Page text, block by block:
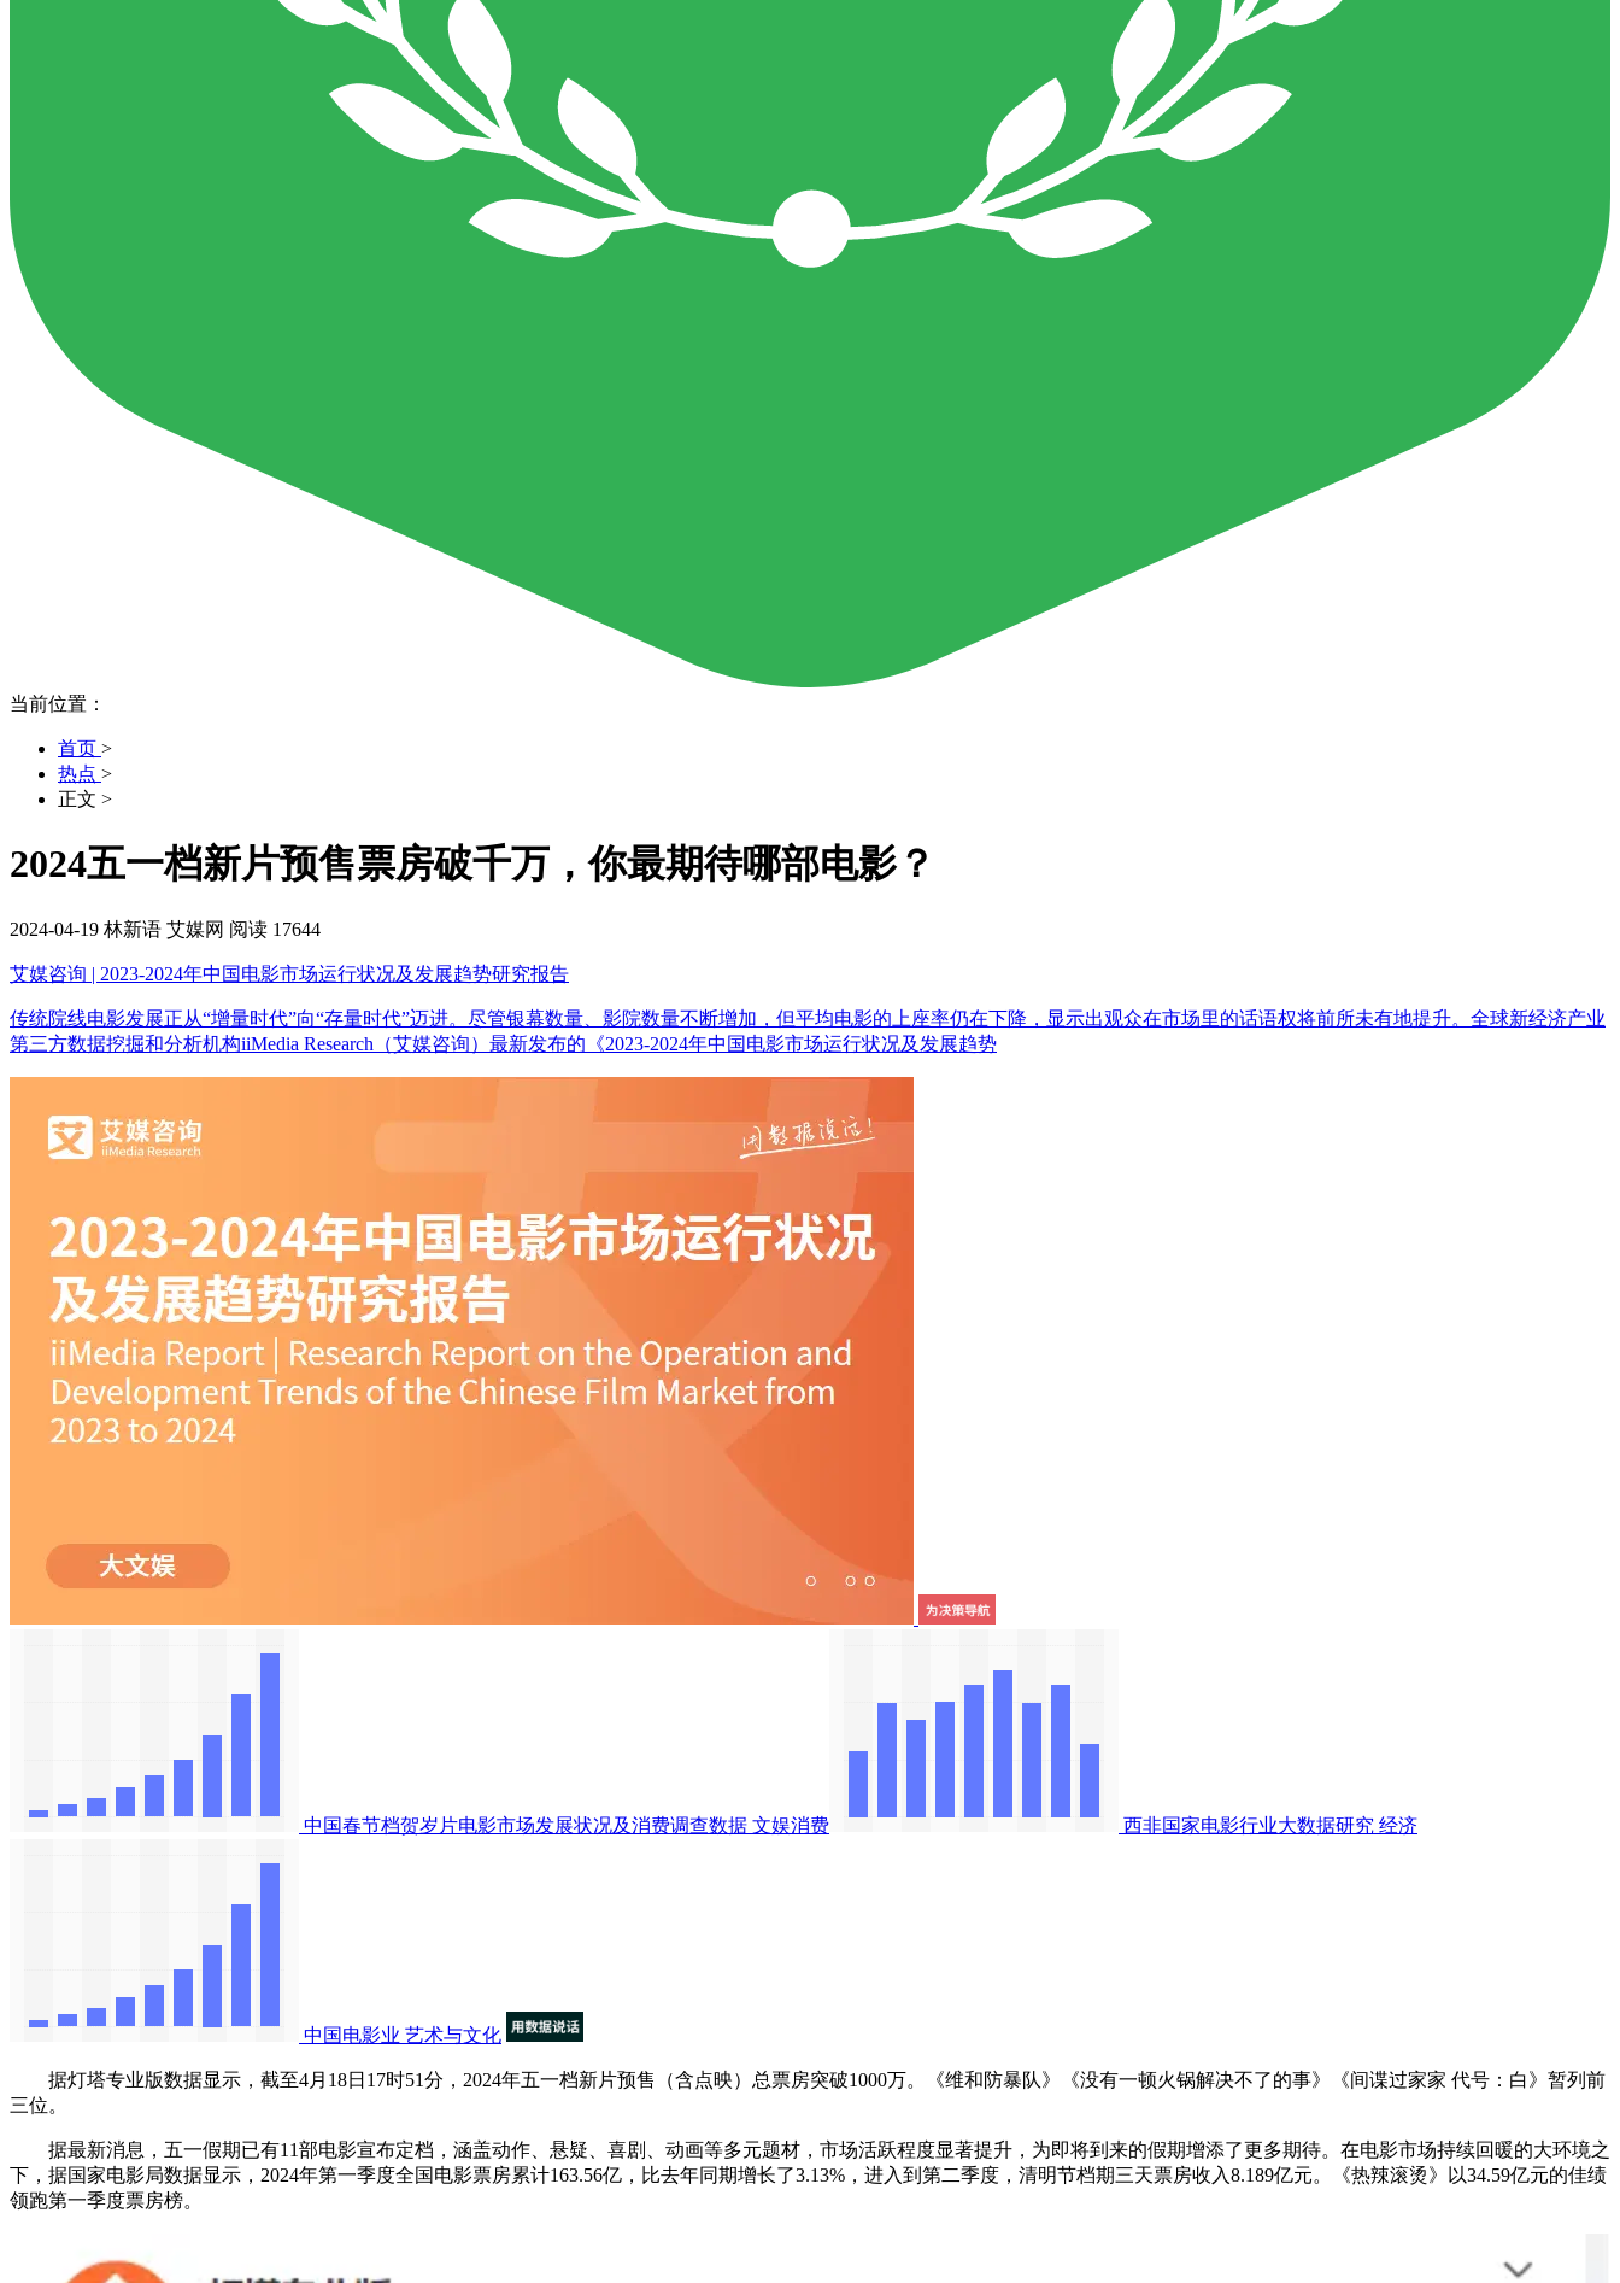
当前位置：
首页 >
热点 >
正文 >
2024五一档新片预售票房破千万，你最期待哪部电影？
2024-04-19 林新语 艾媒网 阅读 17644
艾媒咨询 | 2023-2024年中国电影市场运行状况及发展趋势研究报告
传统院线电影发展正从“增量时代”向“存量时代”迈进。尽管银幕数量、影院数量不断增加，但平均电影的上座率仍在下降，显示出观众在市场里的话语权将前所未有地提升。全球新经济产业
第三方数据挖掘和分析机构iiMedia Research（艾媒咨询）最新发布的《2023-2024年中国电影市场运行状况及发展趋势
中国春节档贺岁片电影市场发展状况及消费调查数据 文娱消费 西非国家电影行业大数据研究 经济
中国电影业 艺术与文化
据灯塔专业版数据显示，截至4月18日17时51分，2024年五一档新片预售（含点映）总票房突破1000万。《维和防暴队》《没有一顿火锅解决不了的事》《间谍过家家 代号：白》暂列前
三位。 ​​​
据最新消息，五一假期已有11部电影宣布定档，涵盖动作、悬疑、喜剧、动画等多元题材，市场活跃程度显著提升，为即将到来的假期增添了更多期待。在电影市场持续回暖的大环境之
下，据国家电影局数据显示，2024年第一季度全国电影票房累计163.56亿，比去年同期增长了3.13%，进入到第二季度，清明节档期三天票房收入8.189亿元。《热辣滚烫》以34.59亿元的佳绩
领跑第一季度票房榜。